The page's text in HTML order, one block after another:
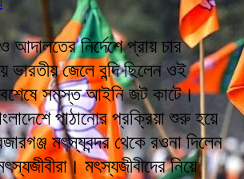
নির্দেশে প্রায় চার
ভারতীয় জেলে বন্দি ছিলেন ওই
সমস্ত আইনি জট কাটে।
পাঠানোর প্রক্রিয়া শুরু হয়ে
মৎস্যবন্দর থেকে রওনা দিলেন
মৎস্যজীবীদের নিয়ে